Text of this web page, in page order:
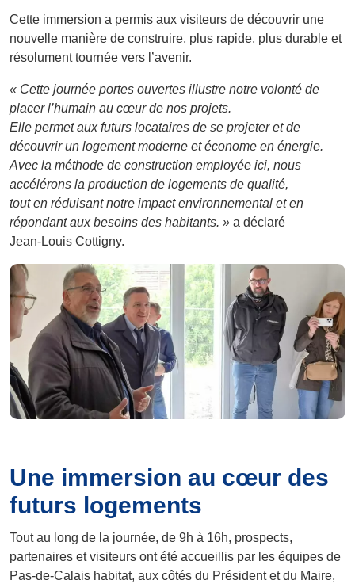
Cette immersion a permis aux visiteurs de découvrir une
nouvelle manière de construire, plus rapide, plus durable et
résolument tournée vers l’avenir.
« Cette journée portes ouvertes illustre notre volonté de
placer l’humain au cœur de nos projets.
Elle permet aux futurs locataires de se projeter et de
découvrir un logement moderne et économe en énergie.
Avec la méthode de construction employée ici, nous
accélérons la production de logements de qualité,
tout en réduisant notre impact environnemental et en
répondant aux besoins des habitants. » a déclaré
Jean-Louis Cottigny.
Une immersion au cœur des
futurs logements
Tout au long de la journée, de 9h à 16h, prospects,
partenaires et visiteurs ont été accueillis par les équipes de
Pas-de-Calais habitat, aux côtés du Président et du Maire,